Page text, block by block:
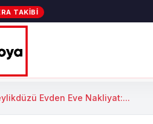
TAKIBI
Evden Eve Nakliyat:...